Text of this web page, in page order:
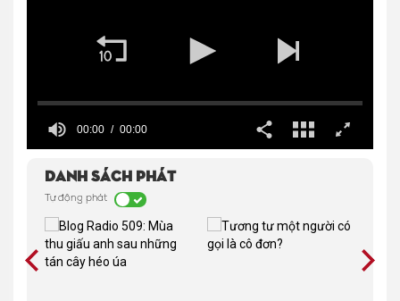
00:00 00:00
Danh sách phát
Tự động phát